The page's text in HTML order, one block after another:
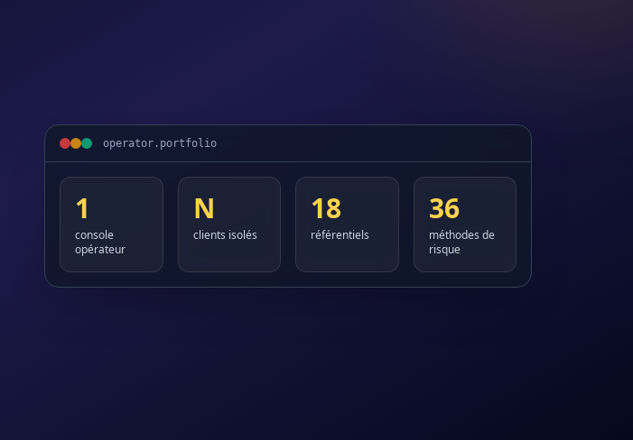
operator.portfolio
1
console
opérateur
N
clients isolés
18
référentiels
36
méthodes de
risque